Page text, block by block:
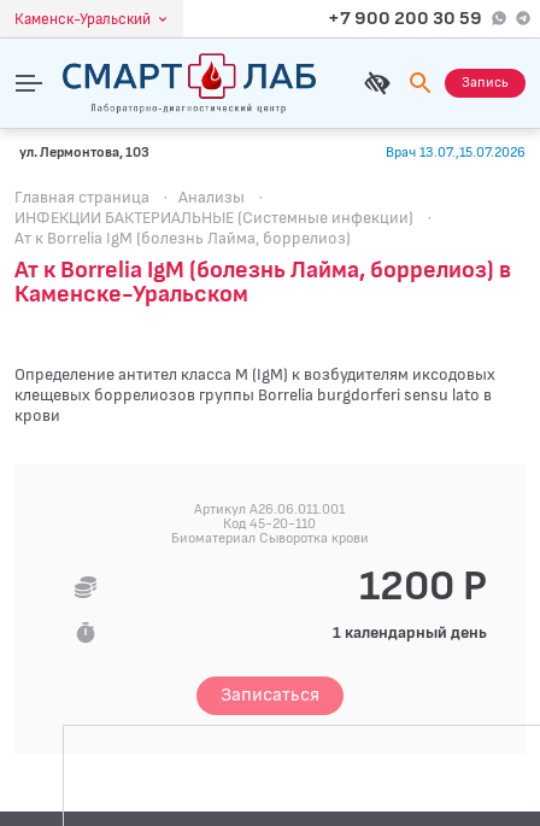
Каменск-Уральский +7 900 200 30 59
Запись
ул. Лермонтова, 103 Врач 13.07.,15.07.2026
Главная страница · Анализы
·
ИНФЕКЦИИ БАКТЕРИАЛЬНЫЕ (Системные инфекции)
·
Ат к Borrelia IgM (болезнь Лайма, боррелиоз)
Ат к Borrelia IgM (болезнь Лайма, боррелиоз) в
Каменске-Уральском
Определение антител класса M (IgM) к возбудителям иксодовых
клещевых боррелиозов группы Borrelia burgdorferi sensu lato в
крови
Артикул A26.06.011.001
Код 45-20-110
Биоматериал Сыворотка крови
1200 Р
1 календарный день
Записаться